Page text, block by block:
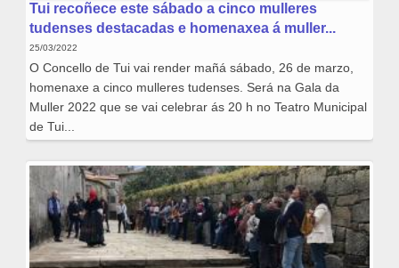
Tui recoñece este sábado a cinco mulleres
tudenses destacadas e homenaxea á muller...
25/03/2022
O Concello de Tui vai render mañá sábado, 26 de marzo,
homenaxe a cinco mulleres tudenses. Será na Gala da
Muller 2022 que se vai celebrar ás 20 h no Teatro Municipal
de Tui...